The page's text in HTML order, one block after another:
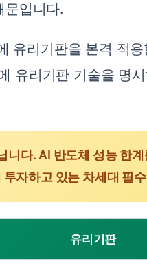
문입니다.
유리기판을 본격 적용
유리기판 기술을 명
니다. AI 반도체 성능 한
자하고 있는 차세대 필
유리기판